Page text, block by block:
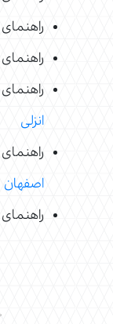
انزلی
اصفهان